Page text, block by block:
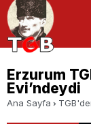
Erzurum
Evi’ndeydi
Ana Sayfa